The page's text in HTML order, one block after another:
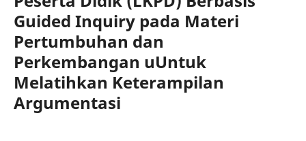
Guided Inquiry pada Materi
Pertumbuhan dan
Perkembangan uUntuk
Melatihkan Keterampilan
Argumentasi